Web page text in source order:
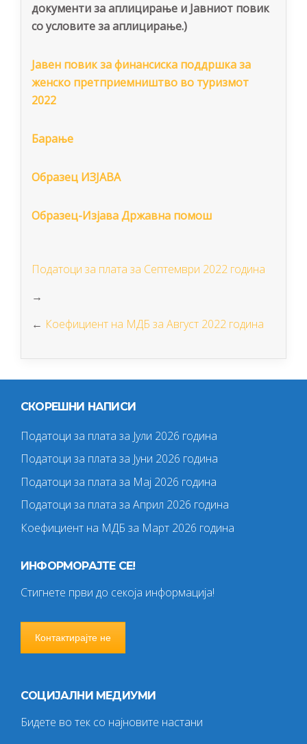
документи за аплицирање и Јавниот повик
со условите за аплицирање.)
Јавен повик за финансиска поддршка за
женско претприемништво во туризмот
2022
Барање
Образец ИЗЈАВА
Образец-Изјава Државна помош
Податоци за плата за Септември 2022 година
→
← Коефициент на МДБ за Август 2022 година
СКОРЕШНИ НАПИСИ
Податоци за плата за Јули 2026 година
Податоци за плата за Јуни 2026 година
Податоци за плата за Мај 2026 година
Податоци за плата за Април 2026 година
Коефициент на МДБ за Март 2026 година
ИНФОРМОРАЈТЕ СЕ!
Стигнете први до секоја информација!
Контактирајте не
СОЦИЈАЛНИ МЕДИУМИ
Бидете во тек со најновите настани